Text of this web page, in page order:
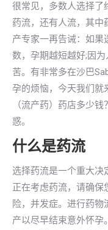
很常见，多数人选择了
药流，还有人流，其中
产专家一再告诫：如果
数，孕期越短越好;因
苦。有非常多在沙巴
孕的烦恼，今天我们就
（流产药）药店多少
惑。
什么是药流
选择药流是一个重大决
正在考虑药流，请确保
险，并发症。进行药
产以尽早结束意外怀孕